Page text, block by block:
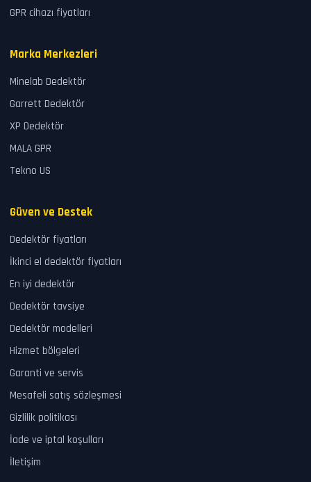
GPR cihazı fiyatları
Marka Merkezleri
Minelab Dedektör
Garrett Dedektör
XP Dedektör
MALA GPR
Tekno US
Güven ve Destek
Dedektör fiyatları
İkinci el dedektör fiyatları
En iyi dedektör
Dedektör tavsiye
Dedektör modelleri
Hizmet bölgeleri
Garanti ve servis
Mesafeli satış sözleşmesi
Gizlilik politikası
İade ve iptal koşulları
İletişim